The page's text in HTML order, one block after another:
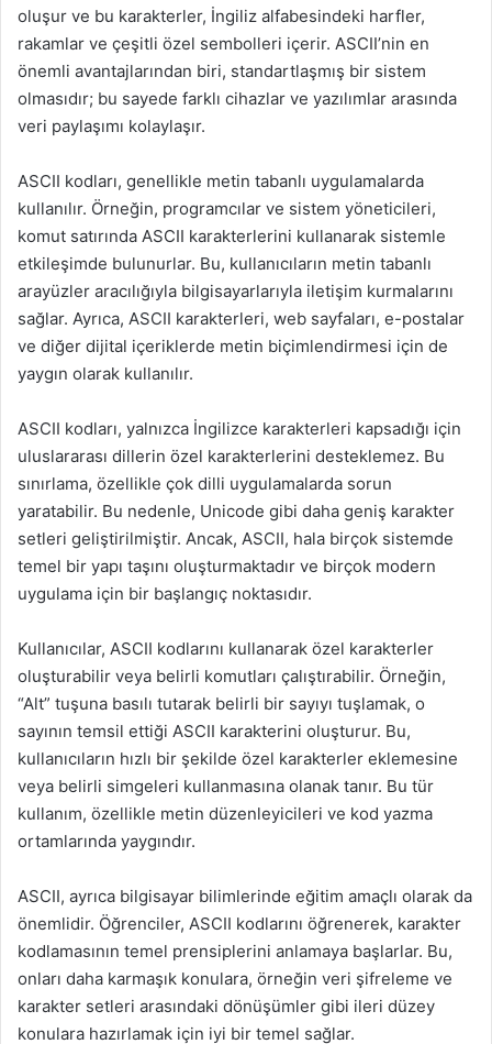
oluşur ve bu karakterler, İngiliz alfabesindeki harfler,
rakamlar ve çeşitli özel sembolleri içerir. ASCII’nin en
önemli avantajlarından biri, standartlaşmış bir sistem
olmasıdır; bu sayede farklı cihazlar ve yazılımlar arasında
veri paylaşımı kolaylaşır.
ASCII kodları, genellikle metin tabanlı uygulamalarda
kullanılır. Örneğin, programcılar ve sistem yöneticileri,
komut satırında ASCII karakterlerini kullanarak sistemle
etkileşimde bulunurlar. Bu, kullanıcıların metin tabanlı
arayüzler aracılığıyla bilgisayarlarıyla iletişim kurmalarını
sağlar. Ayrıca, ASCII karakterleri, web sayfaları, e-postalar
ve diğer dijital içeriklerde metin biçimlendirmesi için de
yaygın olarak kullanılır.
ASCII kodları, yalnızca İngilizce karakterleri kapsadığı için
uluslararası dillerin özel karakterlerini desteklemez. Bu
sınırlama, özellikle çok dilli uygulamalarda sorun
yaratabilir. Bu nedenle, Unicode gibi daha geniş karakter
setleri geliştirilmiştir. Ancak, ASCII, hala birçok sistemde
temel bir yapı taşını oluşturmaktadır ve birçok modern
uygulama için bir başlangıç noktasıdır.
Kullanıcılar, ASCII kodlarını kullanarak özel karakterler
oluşturabilir veya belirli komutları çalıştırabilir. Örneğin,
“Alt” tuşuna basılı tutarak belirli bir sayıyı tuşlamak, o
sayının temsil ettiği ASCII karakterini oluşturur. Bu,
kullanıcıların hızlı bir şekilde özel karakterler eklemesine
veya belirli simgeleri kullanmasına olanak tanır. Bu tür
kullanım, özellikle metin düzenleyicileri ve kod yazma
ortamlarında yaygındır.
ASCII, ayrıca bilgisayar bilimlerinde eğitim amaçlı olarak da
önemlidir. Öğrenciler, ASCII kodlarını öğrenerek, karakter
kodlamasının temel prensiplerini anlamaya başlarlar. Bu,
onları daha karmaşık konulara, örneğin veri şifreleme ve
karakter setleri arasındaki dönüşümler gibi ileri düzey
konulara hazırlamak için iyi bir temel sağlar.